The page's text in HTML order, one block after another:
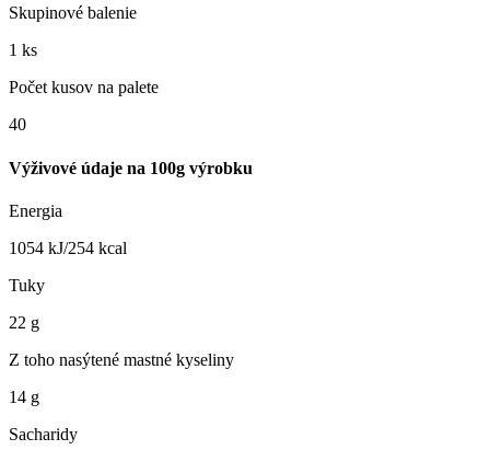
Skupinové balenie
1 ks
Počet kusov na palete
40
Výživové údaje na 100g výrobku
Energia
1054 kJ/254 kcal
Tuky
22 g
Z toho nasýtené mastné kyseliny
14 g
Sacharidy